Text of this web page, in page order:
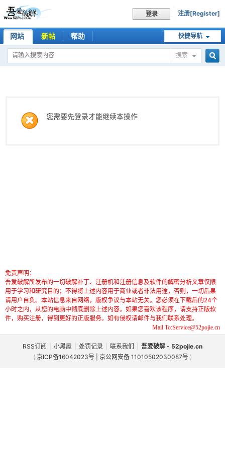
登录 注册[Register]
快捷导航
网站 新帖 帮助
搜索
您需要先登录才能继续本操作
免责声明：
吾爱破解所发布的一切破解补丁、注册机和注册信息及软件的解密分析文章仅限
用于学习和研究目的；不得将上述内容用于商业或者非法用途，否则，一切后果
请用户自负。本站信息来自网络，版权争议与本站无关。您必须在下载后的24个
小时之内，从您的电脑中彻底删除上述内容。如果您喜欢该程序，请支持正版软
件，购买注册，得到更好的正版服务。如有侵权请邮件与我们联系处理。
Mail To:Service@52pojie.cn
RSS订阅 小黑屋 处罚记录 联系我们
吾爱破解 - 52pojie.cn
( 京ICP备16042023号 | 京公网安备 11010502030087号 )